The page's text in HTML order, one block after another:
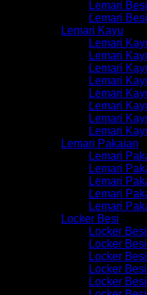
Lemari
Lemari
Lemari Kayu
Lemari
Lemari
Lemari
Lemari
Lemari
Lemari
Lemari
Lemari
Lemari Pakaian
Lemari
Lemari
Lemari
Lemari
Lemari
Locker Besi
Locker
Locker
Locker
Locker
Locker